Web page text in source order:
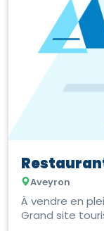
Aveyron
À vendre en
Grand site